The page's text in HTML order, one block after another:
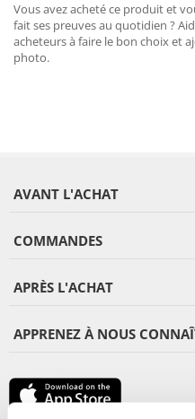
Vous avez acheté ce produit et
fait ses preuves au quotidien ?
acheteurs à faire le bon choix et
photo.
AVANT L'ACHAT
COMMANDES
APRÈS L'ACHAT
APPRENEZ À NOUS